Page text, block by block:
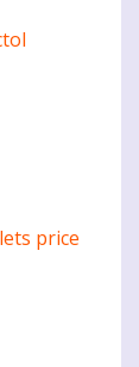
price